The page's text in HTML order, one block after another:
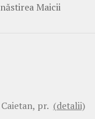
Maicii
pr. (detalii)